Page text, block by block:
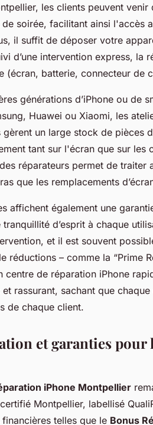
les clients peuvent
soirée, facilitant ainsi l'accès
il suffit de déposer votre
d’une intervention express, la
(écran, batterie, connecteur de
générations d’iPhone ou de
Huawei ou Xiaomi, les
un large stock de pièces
tant sur l'écran que sur les
réparateurs permet de traiter
que les remplacements
affichent également une
d’esprit à chaque
et il est souvent
réductions – comme la “Prime
centre de réparation iPhone
rassurant, sachant que
de chaque client.
et garanties pour
iPhone Montpellier
Montpellier, labellisé
telles que le Bonus